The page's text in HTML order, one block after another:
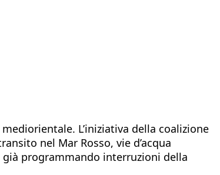
L’iniziativa della coalizione
nel Mar Rosso, vie d’acqua
programmando interruzioni della